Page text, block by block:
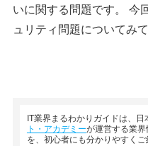
いに関する問題です。 今
ュリティ問題についてみ
IT業界まるわかりガイドは、
ト・アカデミーが運営する業
を、初心者にも分かりやすくご